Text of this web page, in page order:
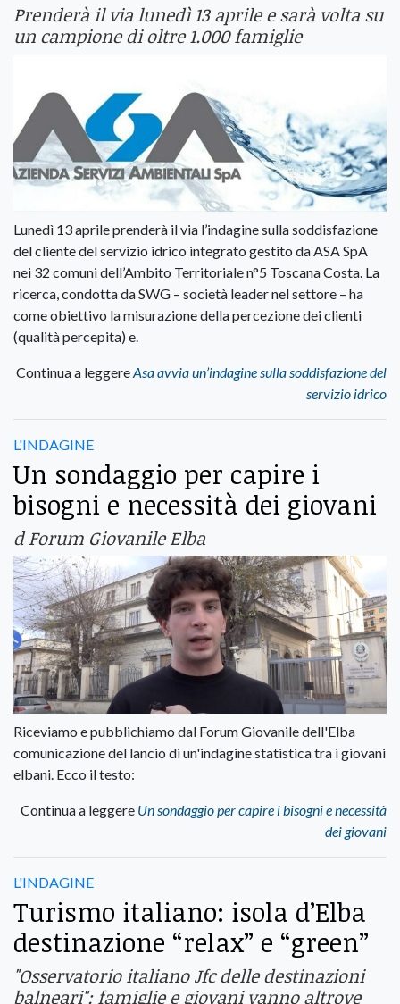
Prenderà il via lunedì 13 aprile e sarà volta su
un campione di oltre 1.000 famiglie
Lunedì 13 aprile prenderà il via l’indagine sulla soddisfazione
del cliente del servizio idrico integrato gestito da ASA SpA
nei 32 comuni dell’Ambito Territoriale n°5 Toscana Costa. La
ricerca, condotta da SWG – società leader nel settore – ha
come obiettivo la misurazione della percezione dei clienti
(qualità percepita) e.
Continua a leggereAsa avvia un’indagine sulla soddisfazione del
servizio idrico
L'INDAGINE
Un sondaggio per capire i
bisogni e necessità dei giovani
d Forum Giovanile Elba
Riceviamo e pubblichiamo dal Forum Giovanile dell'Elba
comunicazione del lancio di un'indagine statistica tra i giovani
elbani. Ecco il testo:
Continua a leggere Un sondaggio per capire i bisogni e necessità
dei giovani
L'INDAGINE
Turismo italiano: isola d’Elba
destinazione “relax” e “green”
"Osservatorio italiano Jfc delle destinazioni
balneari": famiglie e giovani vanno altrove